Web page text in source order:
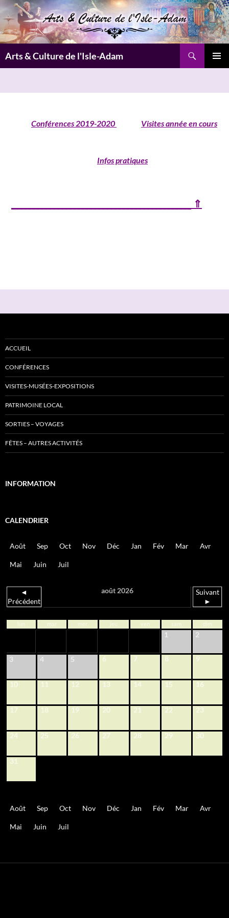
Aller
au
contenu
Arts & Culture de l'Isle-Adam
Conférences 2019-2020 Visites année en cours
Infos pratiques
____________________________________________ ⇑
ACCUEIL
CONFÉRENCES
VISITES-MUSÉES-EXPOSITIONS
PATRIMOINE LOCAL
SORTIES – VOYAGES
FÊTES – AUTRES ACTIVITÉS
INFORMATION
CALENDRIER
Août Sep Oct Nov Déc Jan Fév Mar Avr
Mai Juin Juil
◄
Précédent
août 2026
Suivant
►
lun mar mer jeu ven sam dim
1 2
3 4 5 6 7 8 9
10 11 12 13 14 15 16
17 18 19 20 21 22 23
24 25 26 27 28 29 30
31
Août Sep Oct Nov Déc Jan Fév Mar Avr
Mai Juin Juil